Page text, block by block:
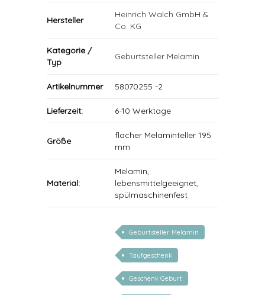
Hersteller
Heinrich Walch GmbH &
Co. KG
Kategorie /
Typ
Geburtsteller Melamin
Artikelnummer 58070255 -2
Lieferzeit: 6-10 Werktage
Größe
flacher Melaminteller 195
mm
Material:
Melamin,
lebensmittelgeeignet,
spülmaschinenfest
Geburtsteller Melamin
Taufgeschenk
Geschenk Geburt